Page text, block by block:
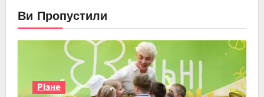
Ви Пропустили
Різне